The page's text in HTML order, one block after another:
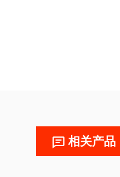
相关产品